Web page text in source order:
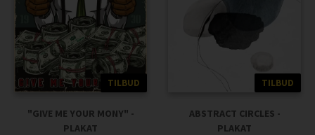
TILBUD
"GIVE ME YOUR MONY" -
PLAKAT
TILBUD
ABSTRACT CIRCLES -
PLAKAT